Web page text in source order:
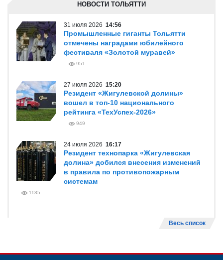
НОВОСТИ ТОЛЬЯТТИ
31 июля 2026 14:56
Промышленные гиганты Тольятти
отмечены наградами юбилейного
фестиваля «Золотой муравей»
951
27 июля 2026 15:20
Резидент «Жигулевской долины»
вошел в топ-10 национального
рейтинга «ТехУспех-2026»
949
24 июля 2026 16:17
Резидент технопарка «Жигулевская
долина» добился внесения изменений
в правила по противопожарным
системам
1185
Весь список